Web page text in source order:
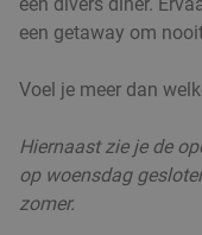
een getaway om
Voel je meer dan
Hiernaast zie je de
op woensdag
zomer.